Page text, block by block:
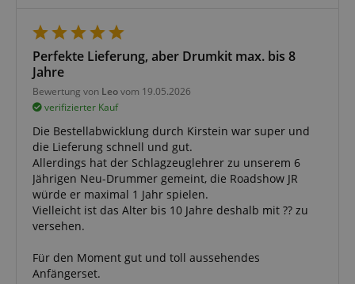
Perfekte Lieferung, aber Drumkit max. bis 8
Jahre
Bewertung von Leovom 19.05.2026
verifizierter Kauf
Die Bestellabwicklung durch Kirstein war super und
die Lieferung schnell und gut.
Allerdings hat der Schlagzeuglehrer zu unserem 6
Jährigen Neu-Drummer gemeint, die Roadshow JR
würde er maximal 1 Jahr spielen.
Vielleicht ist das Alter bis 10 Jahre deshalb mit ?? zu
versehen.
Für den Moment gut und toll aussehendes
Anfängerset.
Cookie
Anbieter /
Domain
zoovu-
vid-
91347
www.kirstein.at
1
Stunde
Minuten
Enables
remembering
zoovu
assistant for
a given end
answers were
clicked, on
etc.).
Google-
Datenschutzerklärung